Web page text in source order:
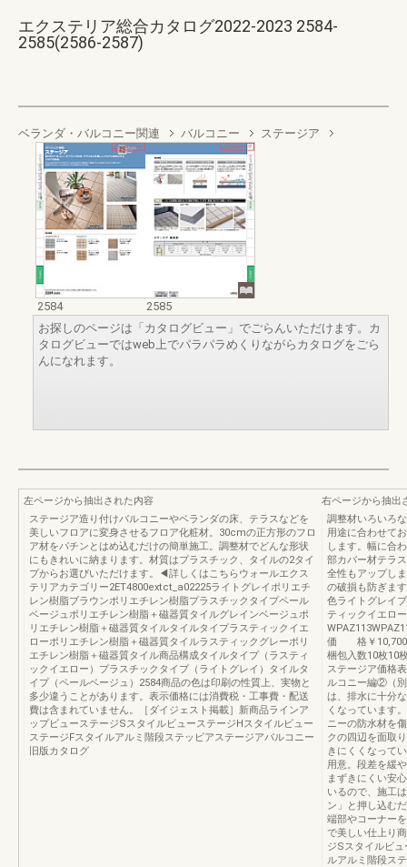
エクステリア総合カタログ2022-2023 2584-
2585(2586-2587)
ベランダ・バルコニー関連 バルコニー ステージア
2584
2585
お探しのページは「カタログビュー」でごらんいただけます。カ
タログビューではweb上でパラパラめくりながらカタログをごら
んになれます。
左ページから抽出された内容
ステージア造り付けバルコニーやベランダの床、テラスなどを
美しいフロアに変身させるフロア化粧材。30cmの正方形のフロ
ア材をパチンとはめ込むだけの簡単施工。調整材でどんな形状
にもきれいに納まります。材質はプラスチック、タイルの2タイ
プからお選びいただけます。◀詳しくはこちらウォールエクス
テリアカテゴリー2ET4800extct_a02225ライトグレイポリエチ
レン樹脂ブラウンポリエチレン樹脂プラスチックタイプペール
ベージュポリエチレン樹脂＋磁器質タイルグレインベージュポ
リエチレン樹脂＋磁器質タイルタイルタイプラスティックイエ
ローポリエチレン樹脂＋磁器質タイルラスティックグレーポリ
エチレン樹脂＋磁器質タイル商品構成タイルタイプ（ラスティ
ックイエロー）プラスチックタイプ（ライトグレイ）タイルタ
イプ（ペールベージュ）2584商品の色は印刷の性質上、実物と
多少違うことがあります。表示価格には消費税・工事費・配送
費は含まれていません。［ダイジェスト掲載］新商品ラインア
ップビューステージSスタイルビューステージHスタイルビュー
ステージFスタイルアルミ階段ステッピアステージアバルコニー
旧版カタログ
右ページから抽出
調整材いろいろ
用途に合わせて
します。幅に合
部カバー材テラ
全性もアップし
の破損も防ぎま
色ライトグレイ
ティックイエロ
価 格￥10,700
梱包入数10枚
ステージア価格
ルコニー編②（
は、排水に十分
くなっています
ニーの防水材を
クの四辺を面取
きにくくなって
用意。段差を緩
まずきにくい安
いるので、施工
ン」と押し込む
端部やコーナー
で美しい仕上り
ジSスタイルビ
ルアルミ階段ス